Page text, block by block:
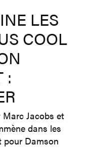
LES
COOL
:
Marc Jacobs et
dans les
pour Damson